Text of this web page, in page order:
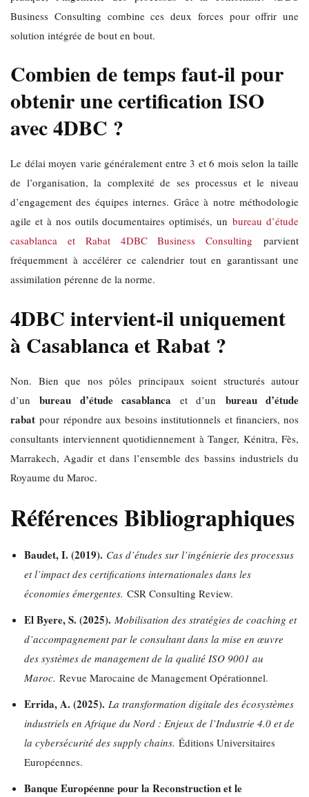
Business Consulting combine ces deux forces pour offrir une
solution intégrée de bout en bout.
Combien de temps faut-il pour
obtenir une certification ISO
avec 4DBC ?
Le délai moyen varie généralement entre 3 et 6 mois selon la taille
de l’organisation, la complexité de ses processus et le niveau
d’engagement des équipes internes. Grâce à notre méthodologie
agile et à nos outils documentaires optimisés, unbureau d’étude
casablanca et Rabat 4DBC Business Consulting parvient
fréquemment à accélérer ce calendrier tout en garantissant une
assimilation pérenne de la norme.
4DBC intervient-il uniquement
à Casablanca et Rabat ?
Non. Bien que nos pôles principaux soient structurés autour
d’unbureau d’étude casablanca et d’un bureau d’étude
rabat pour répondre aux besoins institutionnels et financiers, nos
consultants interviennent quotidiennement à Tanger, Kénitra, Fès,
Marrakech, Agadir et dans l’ensemble des bassins industriels du
Royaume du Maroc.
Références Bibliographiques
Baudet, I. (2019). Cas d’études sur l’ingénierie des processus
et l’impact des certifications internationales dans les
économies émergentes. CSR Consulting Review.
El Byere, S. (2025). Mobilisation des stratégies de coaching et
d’accompagnement par le consultant dans la mise en œuvre
des systèmes de management de la qualité ISO 9001 au
Maroc. Revue Marocaine de Management Opérationnel.
Errida, A. (2025). La transformation digitale des écosystèmes
industriels en Afrique du Nord : Enjeux de l’Industrie 4.0 et de
la cybersécurité des supply chains. Éditions Universitaires
Européennes.
Banque Européenne pour la Reconstruction et le